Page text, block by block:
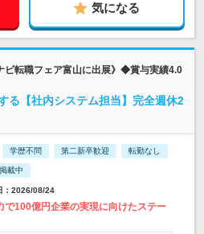
気になる
ビ転職フェア富山に出展》◆賞与実績4.0
る【社内システム担当】完全週休2
学歴不問 第二新卒歓迎 転勤なし
載中
：2026/08/24
で100億円企業の実現に向けたステー